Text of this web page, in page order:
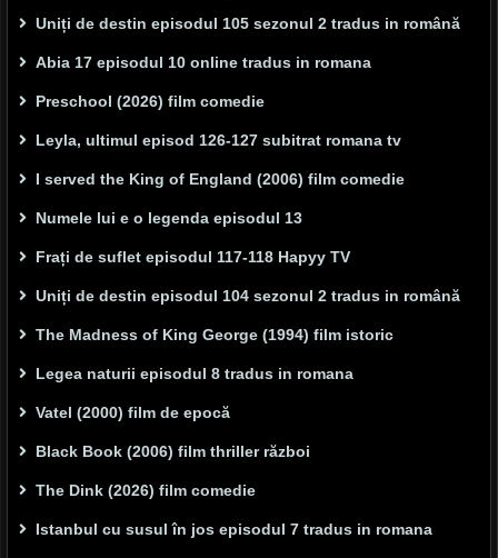
Uniți de destin episodul 105 sezonul 2 tradus in română
Abia 17 episodul 10 online tradus in romana
Preschool (2026) film comedie
Leyla, ultimul episod 126-127 subitrat romana tv
I served the King of England (2006) film comedie
Numele lui e o legenda episodul 13
Frați de suflet episodul 117-118 Hapyy TV
Uniți de destin episodul 104 sezonul 2 tradus in română
The Madness of King George (1994) film istoric
Legea naturii episodul 8 tradus in romana
Vatel (2000) film de epocă
Black Book (2006) film thriller război
The Dink (2026) film comedie
Istanbul cu susul în jos episodul 7 tradus in romana